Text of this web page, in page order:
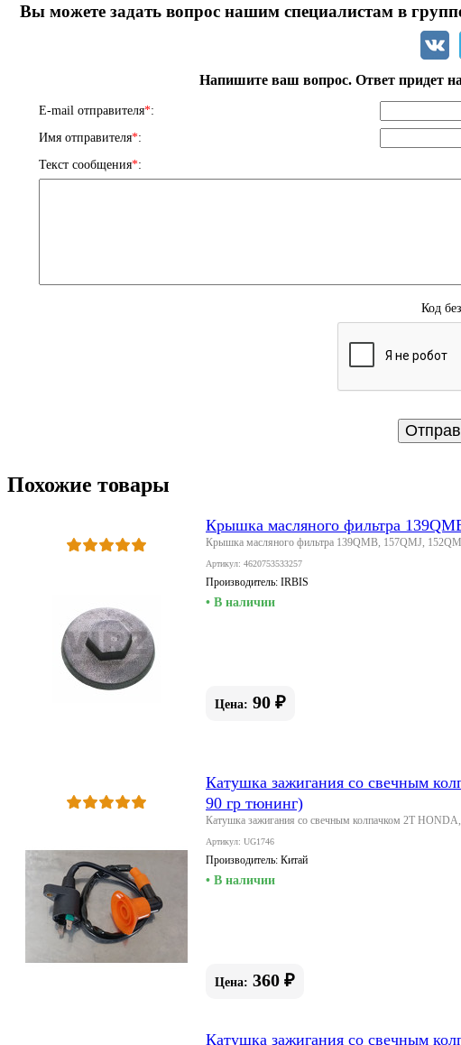
Вы можете задать вопрос нашим специалистам в
Напишите ваш вопрос. Ответ придет
E-mail отправителя*:
Имя отправителя*:
Текст сообщения*:
Код
Похожие товары
Крышка масляного фильтра
Крышка масляного фильтра 139QMB, 157QMJ,
Артикул: 4620753533257
Производитель: IRBIS
• В наличии
Цена: 90 ₽
Катушка зажигания со свечным
90 гр тюнинг)
Катушка зажигания со свечным колпачком 2T
Артикул: UG1746
Производитель: Китай
• В наличии
Цена: 360 ₽
Катушка зажигания со свечным